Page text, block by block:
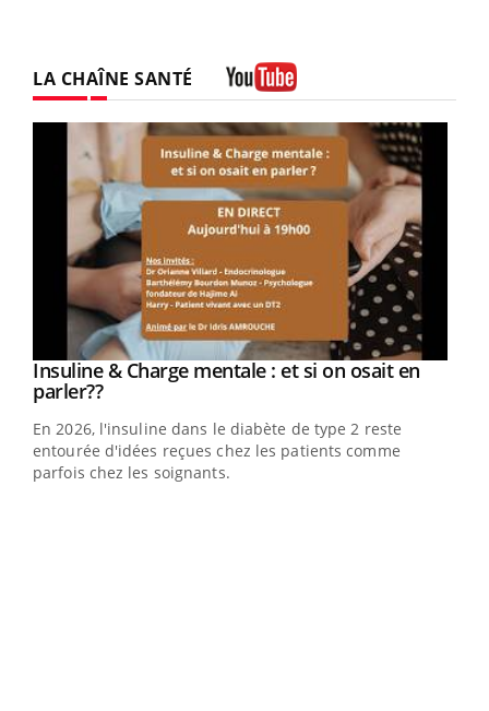
LA CHAÎNE SANTÉ
Youtube
Insuline & Charge mentale : et si on osait en
parler??Youtube
En 2026, l'insuline dans le diabète de type 2 reste
entourée d'idées reçues chez les patients comme
parfois chez les soignants.